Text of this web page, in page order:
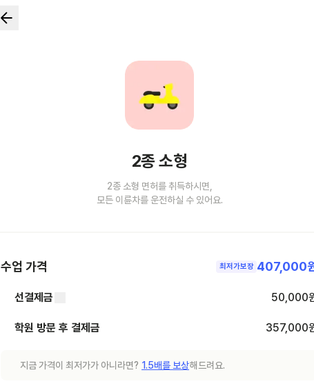
2종 소형
2종 소형 면허를 취득하시면,
모든 이륜차를 운전하실 수 있어요.
수업 가격 최저가보장 407,000
선결제금 50,000
학원 방문 후 결제금 357,000
지금 가격이 최저가가 아니라면? 1.5배를 보상해드려요.